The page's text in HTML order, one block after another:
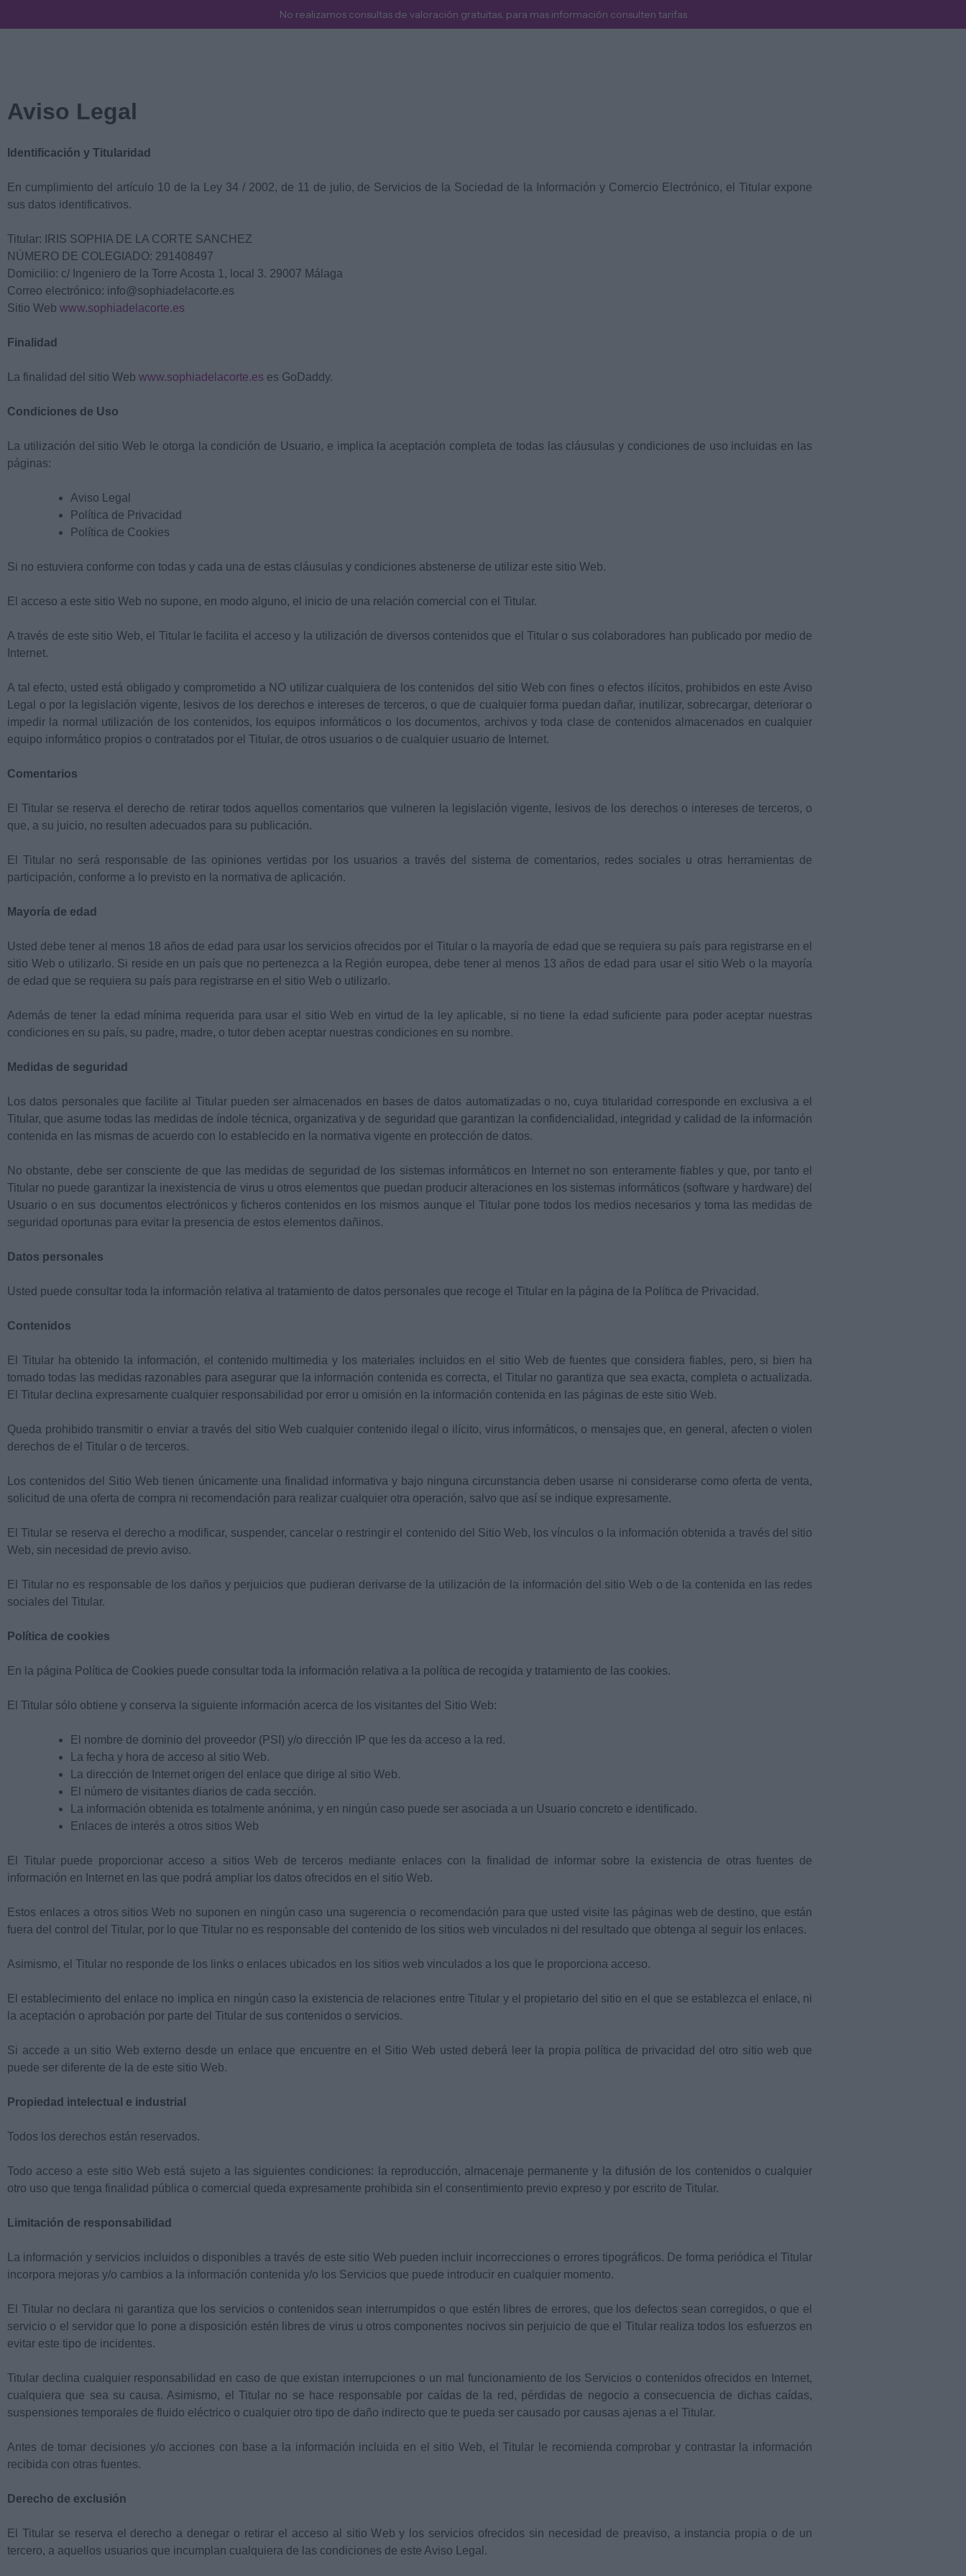
No realizamos consultas de valoración gratuitas, para mas información consulten tarifas
Aviso Legal
Identificación y Titularidad
En cumplimiento del artículo 10 de la Ley 34 / 2002, de 11 de julio, de Servicios de la Sociedad de la Información y Comercio Electrónico, el Titular expone
sus datos identificativos.
Titular: IRIS SOPHIA DE LA CORTE SANCHEZ
NÚMERO DE COLEGIADO: 291408497
Domicilio: c/ Ingeniero de la Torre Acosta 1, local 3. 29007 Málaga
Correo electrónico: info@sophiadelacorte.es
Sitio Web www.sophiadelacorte.es
Finalidad
La finalidad del sitio Web www.sophiadelacorte.es es GoDaddy.
Condiciones de Uso
La utilización del sitio Web le otorga la condición de Usuario, e implica la aceptación completa de todas las cláusulas y condiciones de uso incluidas en las
páginas:
Aviso Legal
Política de Privacidad
Política de Cookies
Si no estuviera conforme con todas y cada una de estas cláusulas y condiciones abstenerse de utilizar este sitio Web.
El acceso a este sitio Web no supone, en modo alguno, el inicio de una relación comercial con el Titular.
A través de este sitio Web, el Titular le facilita el acceso y la utilización de diversos contenidos que el Titular o sus colaboradores han publicado por medio de
Internet.
A tal efecto, usted está obligado y comprometido a NO utilizar cualquiera de los contenidos del sitio Web con fines o efectos ilícitos, prohibidos en este Aviso
Legal o por la legislación vigente, lesivos de los derechos e intereses de terceros, o que de cualquier forma puedan dañar, inutilizar, sobrecargar, deteriorar o
impedir la normal utilización de los contenidos, los equipos informáticos o los documentos, archivos y toda clase de contenidos almacenados en cualquier
equipo informático propios o contratados por el Titular, de otros usuarios o de cualquier usuario de Internet.
Comentarios
El Titular se reserva el derecho de retirar todos aquellos comentarios que vulneren la legislación vigente, lesivos de los derechos o intereses de terceros, o
que, a su juicio, no resulten adecuados para su publicación.
El Titular no será responsable de las opiniones vertidas por los usuarios a través del sistema de comentarios, redes sociales u otras herramientas de
participación, conforme a lo previsto en la normativa de aplicación.
Mayoría de edad
Usted debe tener al menos 18 años de edad para usar los servicios ofrecidos por el Titular o la mayoría de edad que se requiera su país para registrarse en el
sitio Web o utilizarlo. Si reside en un país que no pertenezca a la Región europea, debe tener al menos 13 años de edad para usar el sitio Web o la mayoría
de edad que se requiera su país para registrarse en el sitio Web o utilizarlo.
Además de tener la edad mínima requerida para usar el sitio Web en virtud de la ley aplicable, si no tiene la edad suficiente para poder aceptar nuestras
condiciones en su país, su padre, madre, o tutor deben aceptar nuestras condiciones en su nombre.
Medidas de seguridad
Los datos personales que facilite al Titular pueden ser almacenados en bases de datos automatizadas o no, cuya titularidad corresponde en exclusiva a el
Titular, que asume todas las medidas de índole técnica, organizativa y de seguridad que garantizan la confidencialidad, integridad y calidad de la información
contenida en las mismas de acuerdo con lo establecido en la normativa vigente en protección de datos.
No obstante, debe ser consciente de que las medidas de seguridad de los sistemas informáticos en Internet no son enteramente fiables y que, por tanto el
Titular no puede garantizar la inexistencia de virus u otros elementos que puedan producir alteraciones en los sistemas informáticos (software y hardware) del
Usuario o en sus documentos electrónicos y ficheros contenidos en los mismos aunque el Titular pone todos los medios necesarios y toma las medidas de
seguridad oportunas para evitar la presencia de estos elementos dañinos.
Datos personales
Usted puede consultar toda la información relativa al tratamiento de datos personales que recoge el Titular en la página de la Política de Privacidad.
Contenidos
El Titular ha obtenido la información, el contenido multimedia y los materiales incluidos en el sitio Web de fuentes que considera fiables, pero, si bien ha
tomado todas las medidas razonables para asegurar que la información contenida es correcta, el Titular no garantiza que sea exacta, completa o actualizada.
El Titular declina expresamente cualquier responsabilidad por error u omisión en la información contenida en las páginas de este sitio Web.
Queda prohibido transmitir o enviar a través del sitio Web cualquier contenido ilegal o ilícito, virus informáticos, o mensajes que, en general, afecten o violen
derechos de el Titular o de terceros.
Los contenidos del Sitio Web tienen únicamente una finalidad informativa y bajo ninguna circunstancia deben usarse ni considerarse como oferta de venta,
solicitud de una oferta de compra ni recomendación para realizar cualquier otra operación, salvo que así se indique expresamente.
El Titular se reserva el derecho a modificar, suspender, cancelar o restringir el contenido del Sitio Web, los vínculos o la información obtenida a través del sitio
Web, sin necesidad de previo aviso.
El Titular no es responsable de los daños y perjuicios que pudieran derivarse de la utilización de la información del sitio Web o de la contenida en las redes
sociales del Titular.
Política de cookies
En la página Política de Cookies puede consultar toda la información relativa a la política de recogida y tratamiento de las cookies.
El Titular sólo obtiene y conserva la siguiente información acerca de los visitantes del Sitio Web:
El nombre de dominio del proveedor (PSI) y/o dirección IP que les da acceso a la red.
La fecha y hora de acceso al sitio Web.
La dirección de Internet origen del enlace que dirige al sitio Web.
El número de visitantes diarios de cada sección.
La información obtenida es totalmente anónima, y en ningún caso puede ser asociada a un Usuario concreto e identificado.
Enlaces de interés a otros sitios Web
El Titular puede proporcionar acceso a sitios Web de terceros mediante enlaces con la finalidad de informar sobre la existencia de otras fuentes de
información en Internet en las que podrá ampliar los datos ofrecidos en el sitio Web.
Estos enlaces a otros sitios Web no suponen en ningún caso una sugerencia o recomendación para que usted visite las páginas web de destino, que están
fuera del control del Titular, por lo que Titular no es responsable del contenido de los sitios web vinculados ni del resultado que obtenga al seguir los enlaces.
Asimismo, el Titular no responde de los links o enlaces ubicados en los sitios web vinculados a los que le proporciona acceso.
El establecimiento del enlace no implica en ningún caso la existencia de relaciones entre Titular y el propietario del sitio en el que se establezca el enlace, ni
la aceptación o aprobación por parte del Titular de sus contenidos o servicios.
Si accede a un sitio Web externo desde un enlace que encuentre en el Sitio Web usted deberá leer la propia política de privacidad del otro sitio web que
puede ser diferente de la de este sitio Web.
Propiedad intelectual e industrial
Todos los derechos están reservados.
Todo acceso a este sitio Web está sujeto a las siguientes condiciones: la reproducción, almacenaje permanente y la difusión de los contenidos o cualquier
otro uso que tenga finalidad pública o comercial queda expresamente prohibida sin el consentimiento previo expreso y por escrito de Titular.
Limitación de responsabilidad
La información y servicios incluidos o disponibles a través de este sitio Web pueden incluir incorrecciones o errores tipográficos. De forma periódica el Titular
incorpora mejoras y/o cambios a la información contenida y/o los Servicios que puede introducir en cualquier momento.
El Titular no declara ni garantiza que los servicios o contenidos sean interrumpidos o que estén libres de errores, que los defectos sean corregidos, o que el
servicio o el servidor que lo pone a disposición estén libres de virus u otros componentes nocivos sin perjuicio de que el Titular realiza todos los esfuerzos en
evitar este tipo de incidentes.
Titular declina cualquier responsabilidad en caso de que existan interrupciones o un mal funcionamiento de los Servicios o contenidos ofrecidos en Internet,
cualquiera que sea su causa. Asimismo, el Titular no se hace responsable por caídas de la red, pérdidas de negocio a consecuencia de dichas caídas,
suspensiones temporales de fluido eléctrico o cualquier otro tipo de daño indirecto que te pueda ser causado por causas ajenas a el Titular.
Antes de tomar decisiones y/o acciones con base a la información incluida en el sitio Web, el Titular le recomienda comprobar y contrastar la información
recibida con otras fuentes.
Derecho de exclusión
El Titular se reserva el derecho a denegar o retirar el acceso al sitio Web y los servicios ofrecidos sin necesidad de preaviso, a instancia propia o de un
tercero, a aquellos usuarios que incumplan cualquiera de las condiciones de este Aviso Legal.